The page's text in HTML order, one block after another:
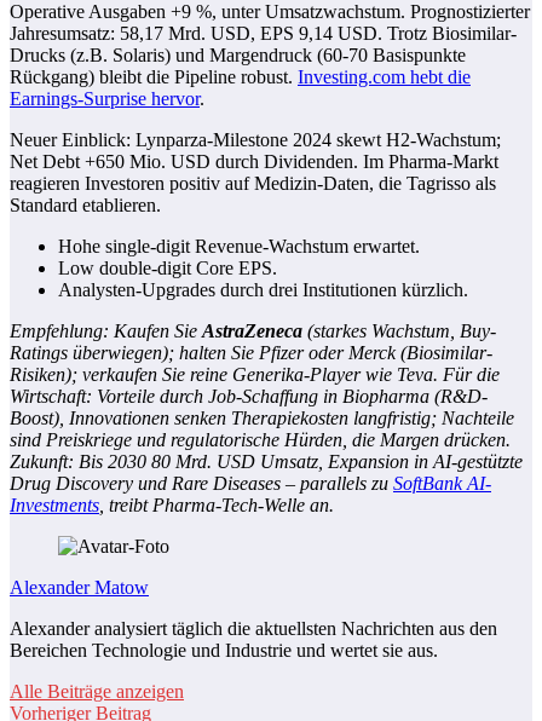
Operative Ausgaben +9 %, unter Umsatzwachstum. Prognostizierter
Jahresumsatz: 58,17 Mrd. USD, EPS 9,14 USD. Trotz Biosimilar-
Drucks (z.B. Solaris) und Margendruck (60-70 Basispunkte
Rückgang) bleibt die Pipeline robust. Investing.com hebt die
Earnings-Surprise hervor.
Neuer Einblick: Lynparza-Milestone 2024 skewt H2-Wachstum;
Net Debt +650 Mio. USD durch Dividenden. Im Pharma-Markt
reagieren Investoren positiv auf Medizin-Daten, die Tagrisso als
Standard etablieren.
Hohe single-digit Revenue-Wachstum erwartet.
Low double-digit Core EPS.
Analysten-Upgrades durch drei Institutionen kürzlich.
Empfehlung: Kaufen Sie AstraZeneca (starkes Wachstum, Buy-
Ratings überwiegen); halten Sie Pfizer oder Merck (Biosimilar-
Risiken); verkaufen Sie reine Generika-Player wie Teva. Für die
Wirtschaft: Vorteile durch Job-Schaffung in Biopharma (R&D-
Boost), Innovationen senken Therapiekosten langfristig; Nachteile
sind Preiskriege und regulatorische Hürden, die Margen drücken.
Zukunft: Bis 2030 80 Mrd. USD Umsatz, Expansion in AI-gestützte
Drug Discovery und Rare Diseases – parallels zu SoftBank AI-
Investments , treibt Pharma-Tech-Welle an.
Alexander Matow
Alexander analysiert täglich die aktuellsten Nachrichten aus den
Bereichen Technologie und Industrie und wertet sie aus.
Alle Beiträge anzeigen
Vorheriger Beitrag